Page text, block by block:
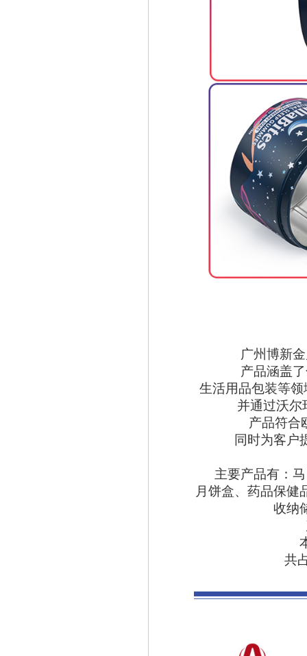
广州博新
产品涵盖
生活用品包装等领
并通过沃尔
产品符合
同时为客户
主要产品有：
月饼盒、 药品保健
收纳
共